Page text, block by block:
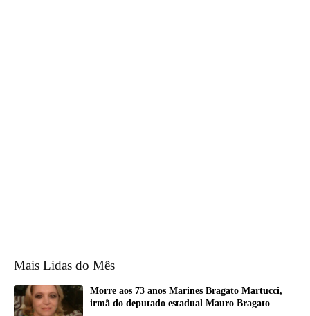
Mais Lidas do Mês
Morre aos 73 anos Marines Bragato Martucci,
irmã do deputado estadual Mauro Bragato